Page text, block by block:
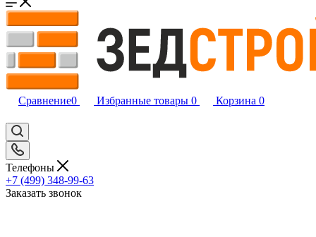
Сравнение0 Избранные товары 0 Корзина 0
Телефоны
+7 (499) 348-99-63
Заказать звонок